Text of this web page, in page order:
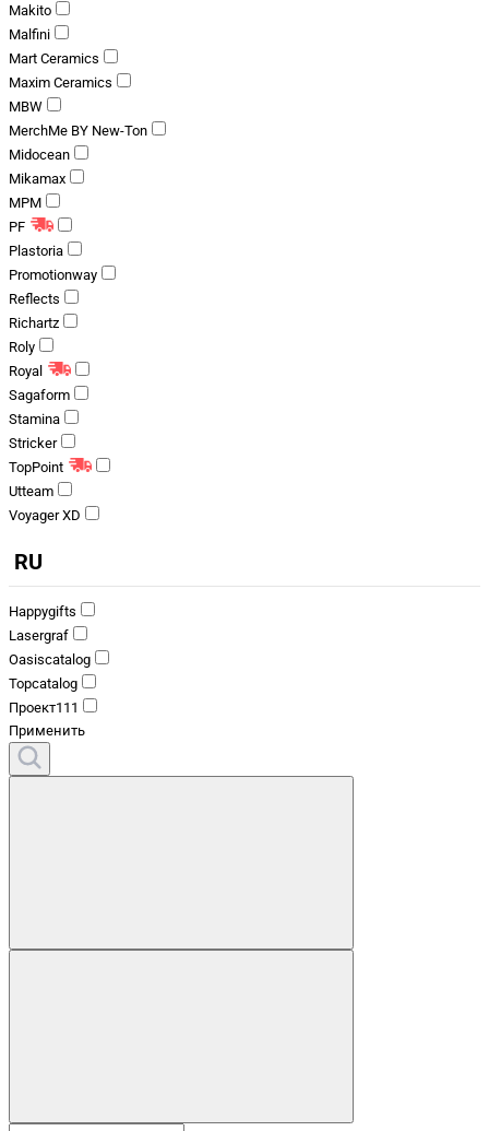
Makito
Malfini
Mart Ceramics
Maxim Ceramics
MBW
MerchMe BY New-Ton
Midocean
Mikamax
MPM
PF
Plastoria
Promotionway
Reflects
Richartz
Roly
Royal
Sagaform
Stamina
Stricker
TopPoint
Utteam
Voyager XD
RU
Happygifts
Lasergraf
Oasiscatalog
Topcatalog
Проект111
Применить